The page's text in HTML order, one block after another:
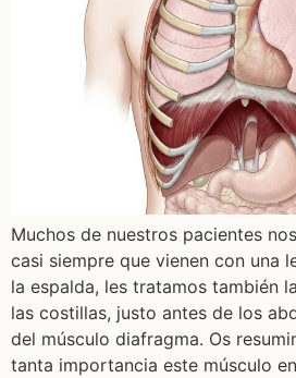
Muchos de nuestros pacientes
casi siempre que vienen con una
la espalda, les tratamos también
las costillas, justo antes de los
del músculo diafragma. Os
tanta importancia este músculo